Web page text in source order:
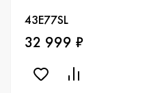
43E77SL
32 999 ₽